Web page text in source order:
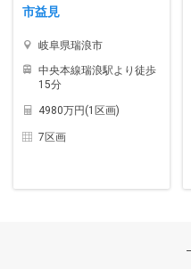
市益見
岐阜県瑞浪市
中央本線瑞浪駅より徒歩
15分
4980万円(1区画)
7区画